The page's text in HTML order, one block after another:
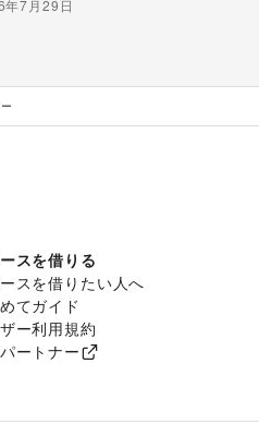
年7月29日
スを借りる
スを借りたい人へ
てガイド
ー利用規約
ートナー